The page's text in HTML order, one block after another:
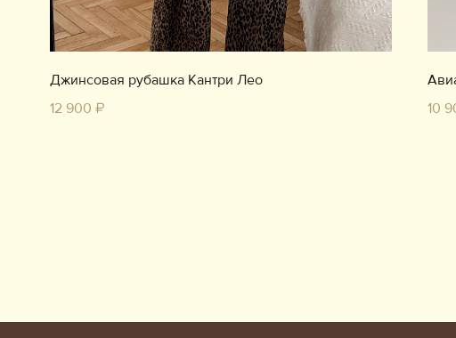
Джинсовая рубашка Кантри Лео
12 900 ₽
10